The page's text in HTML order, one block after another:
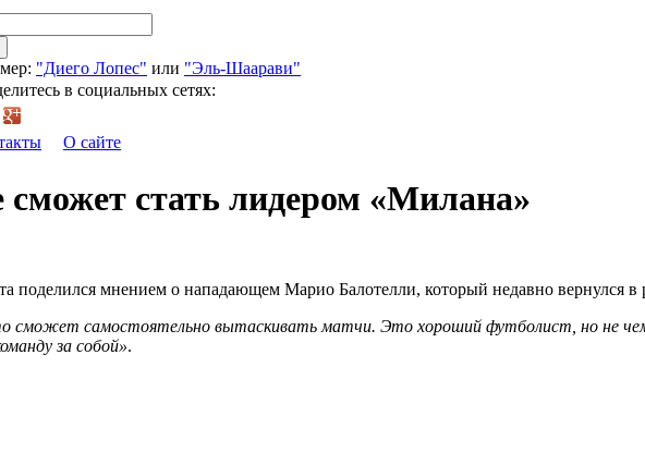
"Диего Лопес" или "Эль-Шаарави"
в социальных сетях:
О сайте
стать лидером «Милана»
поделился мнением о нападающем Марио Балотелли, который недавно вернулся в
сможет самостоятельно вытаскивать матчи. Это хороший футболист, но не
за собой».